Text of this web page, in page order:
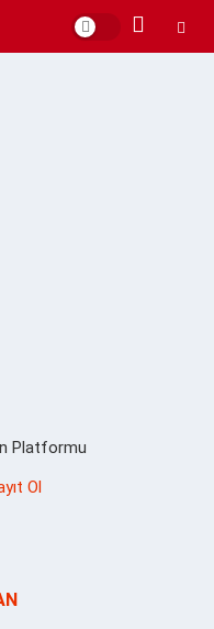
Platformu
Ol